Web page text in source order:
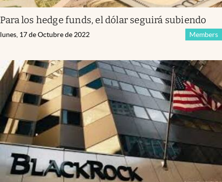
Para los hedge funds, el dólar seguirá subiendo
Members
lunes, 17 de Octubre de 2022